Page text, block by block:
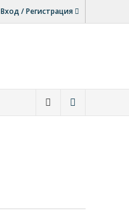
Вход / Регистрация